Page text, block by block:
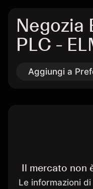
Negozia
PLC -
Aggiungi a
Il mercato non
Le informazioni